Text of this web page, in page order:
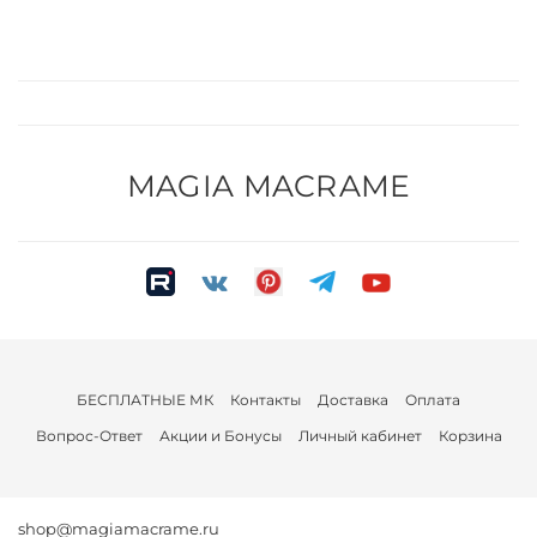
MAGIA MACRAME
БЕСПЛАТНЫЕ МК Контакты Доставка
Оплата
Вопрос-Ответ
Акции и Бонусы Личный кабинет Корзина
shop@magiamacrame.ru